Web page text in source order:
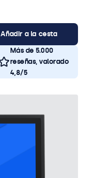
Añadir a la cesta
Más de 5.000
reseñas, valorado
4,8/5